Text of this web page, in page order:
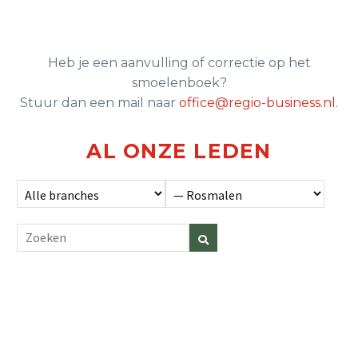
Heb je een aanvulling of correctie op het
smoelenboek?
Stuur dan een mail naar office@regio-business.nl .
AL ONZE LEDEN